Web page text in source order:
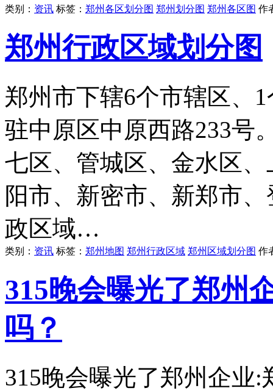
类别： 资讯 标签： 郑州各区划分图 郑州划分图 郑州各区图 作
郑州行政区域划分图
郑州市下辖6个市辖区、
驻中原区中原西路233号
七区、管城区、金水区
阳市、新密市、新郑市
政区域…
类别： 资讯 标签： 郑州地图 郑州行政区域 郑州区域划分图 作
315晚会曝光了郑州
吗？
315晚会曝光了郑州企业